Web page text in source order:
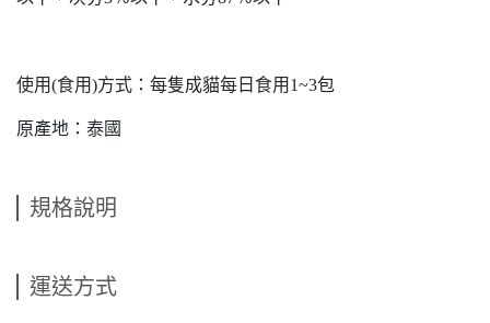
使用(食用)方式：每隻成貓每日食用1~3包
原產地：泰國
規格說明
運送方式